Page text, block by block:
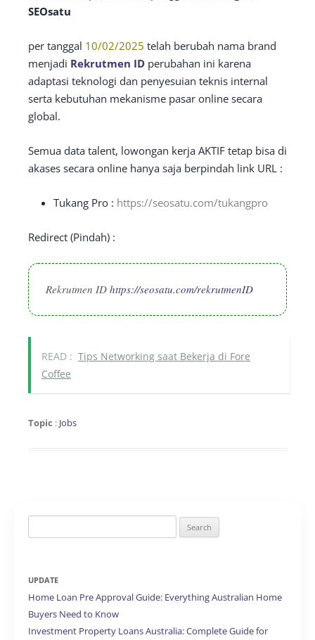
SEOsatu
per tanggal 10/02/2025 telah berubah nama brand
menjadi Rekrutmen ID perubahan ini karena
adaptasi teknologi dan penyesuian teknis internal
serta kebutuhan mekanisme pasar online secara
global.
Semua data talent, lowongan kerja AKTIF tetap bisa di
akases secara online hanya saja berpindah link URL :
Tukang Pro : https://seosatu.com/tukangpro
Redirect (Pindah) :
Rekrutmen ID https://seosatu.com/rekrutmenID
READ : Tips Networking saat Bekerja di Fore
Coffee
Topic : Jobs
for:
UPDATE
Home Loan Pre Approval Guide: Everything Australian Home
Buyers Need to Know
Investment Property Loans Australia: Complete Guide for